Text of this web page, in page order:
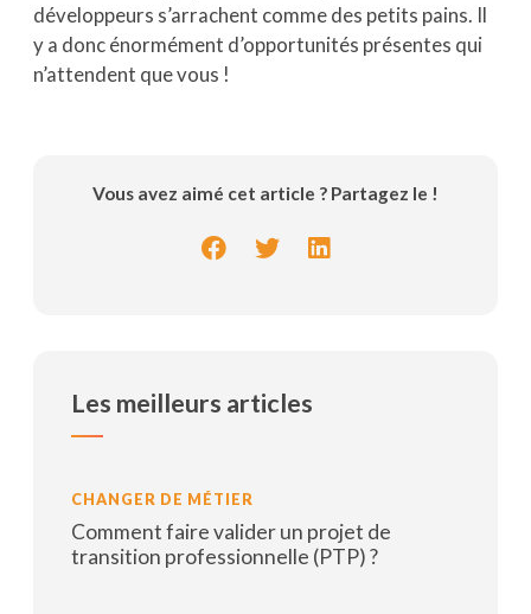
développeurs s’arrachent comme des petits pains. Il
y a donc énormément d’opportunités présentes qui
n’attendent que vous !
Vous avez aimé cet article ? Partagez le !
Les meilleurs articles
CHANGER DE MÉTIER
Comment faire valider un projet de
transition professionnelle (PTP) ?